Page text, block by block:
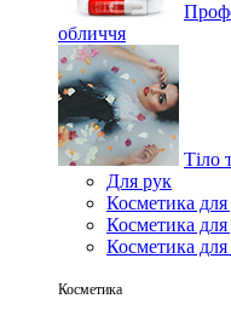
обличчя
Тіло
Для рук
Косметика для
Косметика
Косметика для
Косметика